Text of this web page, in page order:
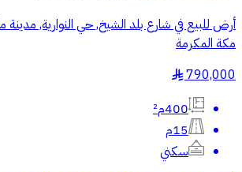
أرض للبيع في شارع بلد الشيخ, حي النوارية,
مكة المكرمة
790,000
§
400م²
15م
سكني